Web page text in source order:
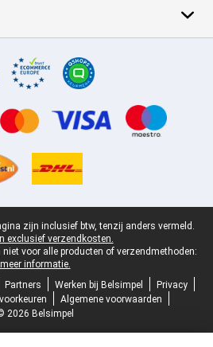
zijn inclusief btw, tenzij anders vermeld.
exclusief verzendkosten.
niet voor alle producten of verzendmethoden:
meer informatie.
Partners Werken bij Belsimpel
Privacy
Algemene voorwaarden
2026 Belsimpel